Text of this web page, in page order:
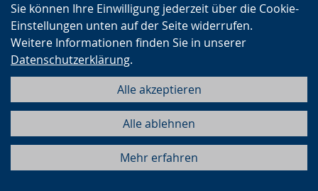
Sie können Ihre Einwilligung jederzeit über die Cookie-
Einstellungen unten auf der Seite widerrufen.
Weitere Informationen finden Sie in unserer
Datenschutzerklärung.
Alle akzeptieren
Alle ablehnen
Mehr erfahren